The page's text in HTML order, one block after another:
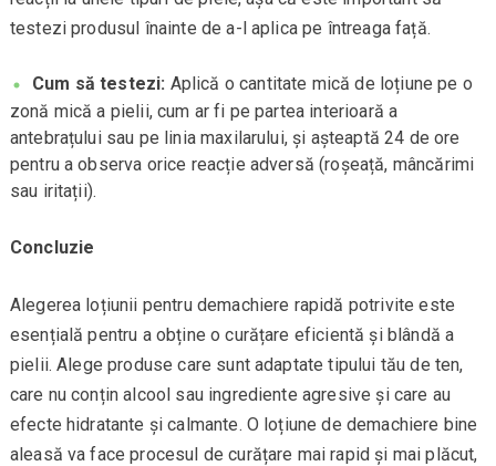
testezi produsul înainte de a-l aplica pe întreaga față.
Cum să testezi: Aplică o cantitate mică de loțiune pe o
zonă mică a pielii, cum ar fi pe partea interioară a
antebrațului sau pe linia maxilarului, și așteaptă 24 de ore
pentru a observa orice reacție adversă (roșeață, mâncărimi
sau iritații).
Concluzie
Alegerea loțiunii pentru demachiere rapidă potrivite este
esențială pentru a obține o curățare eficientă și blândă a
pielii. Alege produse care sunt adaptate tipului tău de ten,
care nu conțin alcool sau ingrediente agresive și care au
efecte hidratante și calmante. O loțiune de demachiere bine
aleasă va face procesul de curățare mai rapid și mai plăcut,